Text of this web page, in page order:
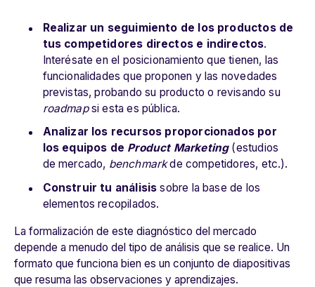
Realizar un seguimiento de los productos de
tus competidores directos e indirectos.
Interésate en el posicionamiento que tienen, las
funcionalidades que proponen y las novedades
previstas, probando su producto o revisando su
roadmapsi esta es pública.
Analizar los recursos proporcionados por
los equipos de Product Marketing(estudios
de mercado, benchmarkde competidores, etc.).
Construir tu análisis sobre la base de los
elementos recopilados.
La formalización de este diagnóstico del mercado
depende a menudo del tipo de análisis que se realice. Un
formato que funciona bien es un conjunto de diapositivas
que resuma las observaciones y aprendizajes.